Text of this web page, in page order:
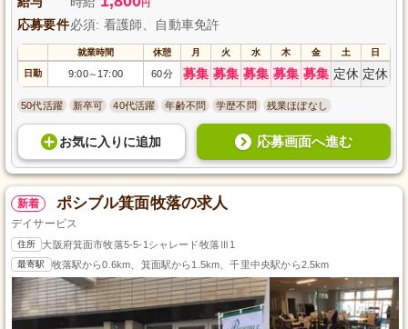
円
応募要件必須: 看護師、自動車免許
就業時間 休憩 月 火 水 木 金 土 日
日勤 9:00～ 17:00 60分 募集 募集 募集 募集 募集 定休 定休
50代活躍 新卒可 40代活躍 年齢不問 学歴不問 残業ほぼなし
お気に入り に追加 応募画面へ進む
新着 ポシブル箕面牧落の求人
デイサービス
住所 大阪府箕面市牧落5-5-1シャレード牧落Ⅲ1
最寄駅 牧落駅から0.6km、箕面駅から1.5km、千里中央駅から2.5km